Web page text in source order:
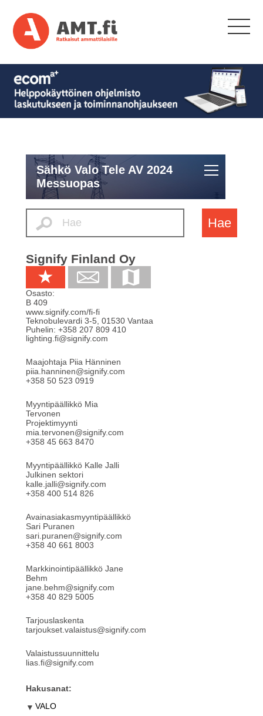
Sähkö Valo Tele AV 2024
Messuopas
Hae
Signify Finland Oy
Osasto:
B 409
www.signify.com/fi-fi
Teknobulevardi 3-5 01530 Vantaa
Puhelin: +358 207 809 410
lighting.fi@signify.com
Maajohtaja Piia Hänninen
piia.hanninen@signify.com
+358 50 523 0919
Myyntipäällikkö Mia
Tervonen
Projektimyynti
mia.tervonen@signify.com
+358 45 663 8470
Myyntipäällikkö Kalle Jalli
Julkinen sektori
kalle.jalli@signify.com
+358 400 514 826
Avainasiakasmyyntipäällikkö
Sari Puranen
sari.puranen@signify.com
+358 40 661 8003
Markkinointipäällikkö Jane
Behm
jane.behm@signify.com
+358 40 829 5005
Tarjouslaskenta
tarjoukset.valaistus@signify.com
Valaistussuunnittelu
lias.fi@signify.com
Hakusanat:
VALO